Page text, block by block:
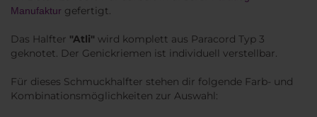
Manufaktur gefertigt.
Das Halfter "Atli" wird komplett aus Paracord Typ 3
geknotet. Der Genickriemen ist individuell verstellbar.
Für dieses Schmuckhalfter stehen dir folgende Farb- und
Kombinationsmöglichkeiten zur Auswahl: